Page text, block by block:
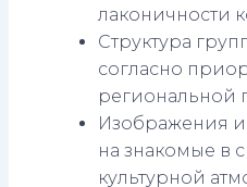
лаконичности
Структура
согласно
региональной
Изображения
на знакомые в
культурной